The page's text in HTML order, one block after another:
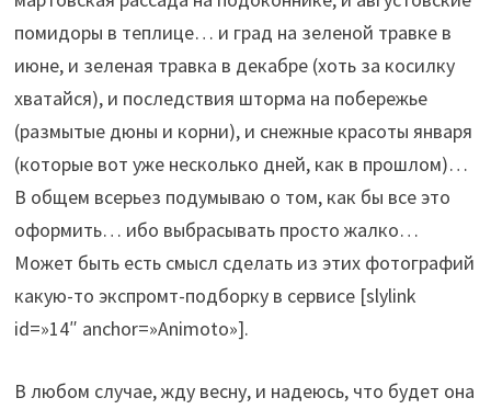
помидоры в теплице… и град на зеленой травке в
июне, и зеленая травка в декабре (хоть за косилку
хватайся), и последствия шторма на побережье
(размытые дюны и корни), и снежные красоты января
(которые вот уже несколько дней, как в прошлом)…
В общем всерьез подумываю о том, как бы все это
оформить… ибо выбрасывать просто жалко…
Может быть есть смысл сделать из этих фотографий
какую-то экспромт-подборку в сервисе [slylink
id=»14″ anchor=»Animoto»].
В любом случае, жду весну, и надеюсь, что будет она